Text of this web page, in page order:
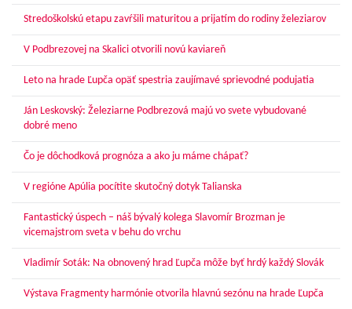
Stredoškolskú etapu zavŕšili maturitou a prijatím do rodiny železiarov
V Podbrezovej na Skalici otvorili novú kaviareň
Leto na hrade Ľupča opäť spestria zaujímavé sprievodné podujatia
Ján Leskovský: Železiarne Podbrezová majú vo svete vybudované
dobré meno
Čo je dôchodková prognóza a ako ju máme chápať?
V regióne Apúlia pocítite skutočný dotyk Talianska
Fantastický úspech – náš bývalý kolega Slavomír Brozman je
vicemajstrom sveta v behu do vrchu
Vladimír Soták: Na obnovený hrad Ľupča môže byť hrdý každý Slovák
Výstava Fragmenty harmónie otvorila hlavnú sezónu na hrade Ľupča